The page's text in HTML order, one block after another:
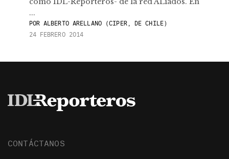
...
PORALBERTO ARELLANO (CIPER, DE CHILE)
24 FEBRERO 2014
CONTÁCTANOS